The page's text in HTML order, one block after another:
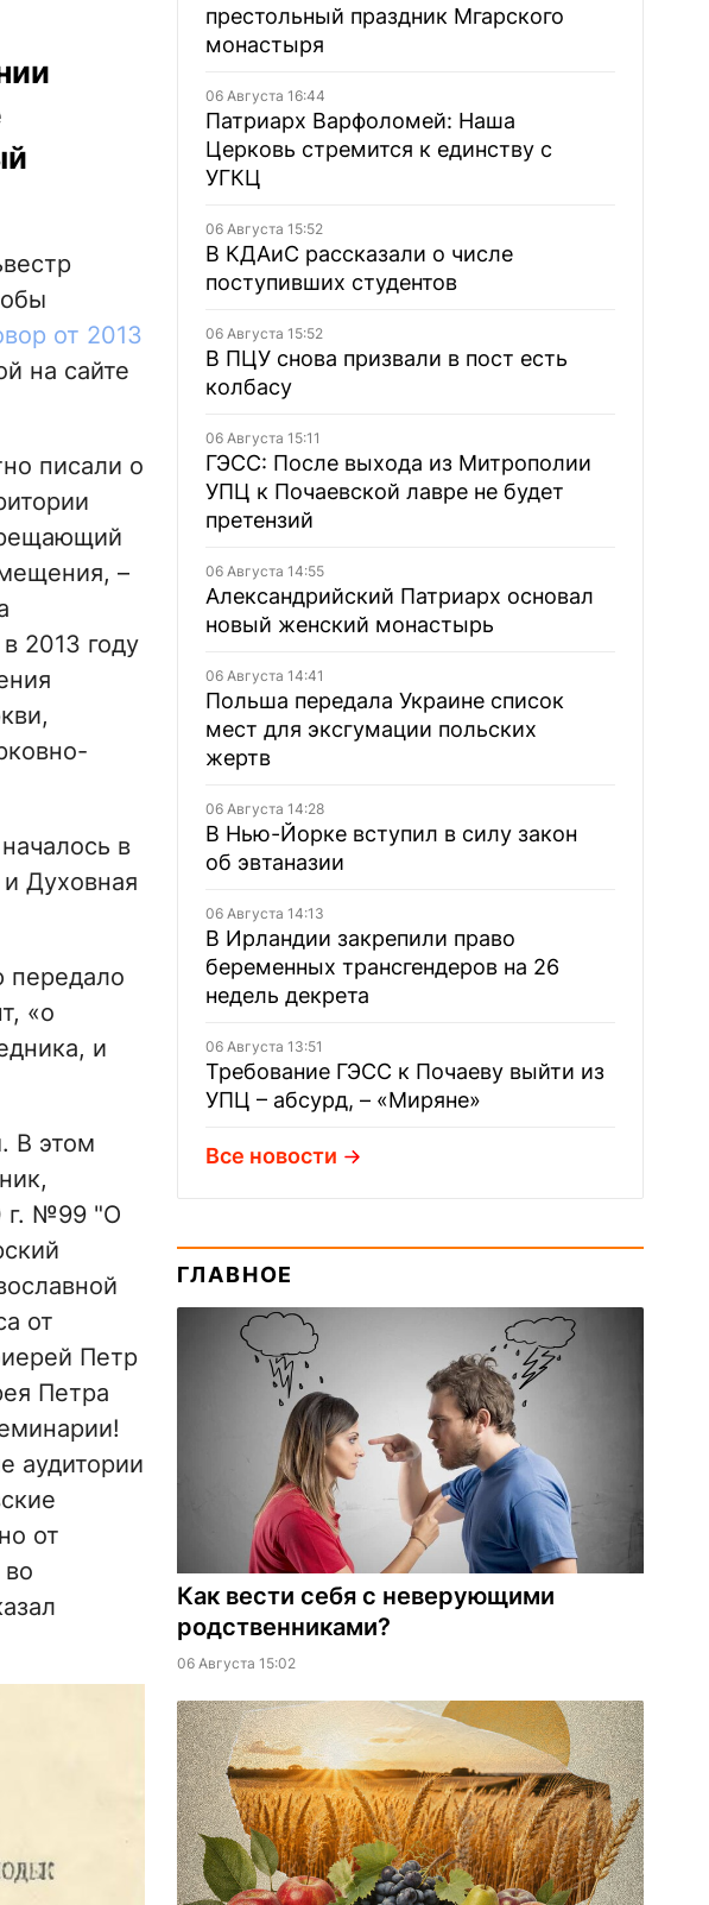
от 2013
на сайте
писали о
–
2013 году
в
Духовная
передало
«о
и
В этом
г. №99 "О
от
Петр
Петра
аудитории
от
престольный праздник Мгарского
монастыря
06 Августа 16:44
Патриарх Варфоломей: Наша
Церковь стремится к единству с
УГКЦ
06 Августа 15:52
В КДАиС рассказали о числе
поступивших студентов
06 Августа 15:52
В ПЦУ снова призвали в пост есть
колбасу
06 Августа 15:11
ГЭСС: После выхода из Митрополии
УПЦ к Почаевской лавре не будет
претензий
06 Августа 14:55
Александрийский Патриарх основал
новый женский монастырь
06 Августа 14:41
Польша передала Украине список
мест для эксгумации польских
жертв
06 Августа 14:28
В Нью-Йорке вступил в силу закон
об эвтаназии
06 Августа 14:13
В Ирландии закрепили право
беременных трансгендеров на 26
недель декрета
06 Августа 13:51
Требование ГЭСС к Почаеву выйти из
УПЦ – абсурд, – «Миряне»
Все новости
ГЛАВНОЕ
Как вести себя с неверующими
родственниками?
06 Августа 15:02